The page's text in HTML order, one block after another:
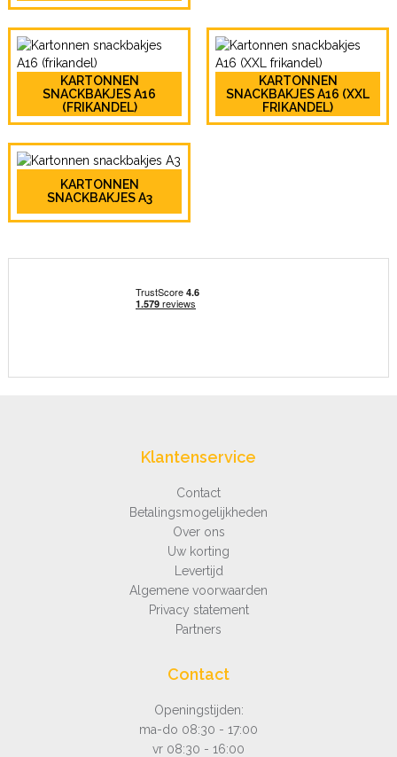
KARTONNEN
SNACKBAKJES A16
(FRIKANDEL)
KARTONNEN
SNACKBAKJES A16 (XXL
FRIKANDEL)
KARTONNEN
SNACKBAKJES A3
Klantenservice
Contact
Betalingsmogelijkheden
Over ons
Uw korting
Levertijd
Algemene voorwaarden
Privacy statement
Partners
Contact
Openingstijden:
ma-do 08:30 - 17:00
vr 08:30 - 16:00